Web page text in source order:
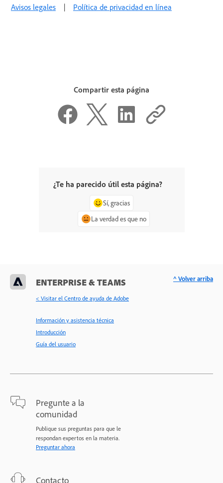
Avisos legales | Política de privacidad en línea
Compartir esta página
¿Te ha parecido útil esta página?
Sí, gracias
La verdad es que no
ENTERPRISE & TEAMS
< Visitar el Centro de ayuda de Adobe
Información y asistencia técnica
Introducción
Guía del usuario
Pregunte a la
comunidad
Publique sus preguntas para que le
respondan expertos en la materia.
Preguntar ahora
Contacto
^ Volver arriba